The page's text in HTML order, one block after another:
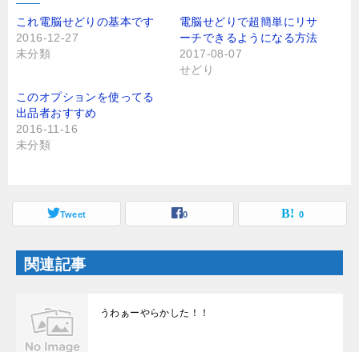
i
t
t
e
r
で
(
新
し
い
ウ
ィ
ン
き
す
共
有
す
リ
ッ
ク
し
て
し
い
ウ
ン
ド
ウ
で
ま
す
)
これ電脳せどりの基本です
2016-12-27
未分類
電脳せどりで超簡単にリサ
ーチできるようになる方法
2017-08-07
せどり
このオプションを使ってる
出品者おすすめ
2016-11-16
未分類
Tweet 0 0
関連記事
うわぁーやらかした！！